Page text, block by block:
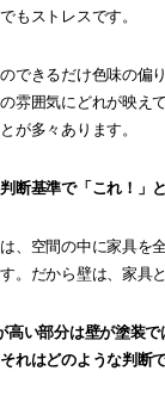
もストレスです。
できるだけ色味の偏
雰囲気にどれが映え
が多々あります。
基準で「これ！」と
、空間の中に家具を
。だから壁は、家具
い部分は壁が塗装で
れはどのような判断